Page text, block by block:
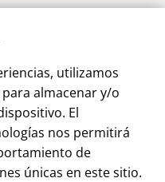
utilizamos
almacenar y/o
El
nos permitirá
de
únicas en este sitio.